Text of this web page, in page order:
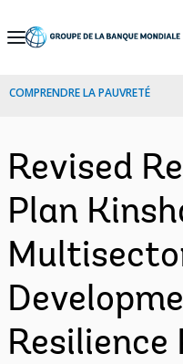
Skip
Navigation
COMPRENDRE LA PAUVRETÉ
Revised
Plan
Resilience